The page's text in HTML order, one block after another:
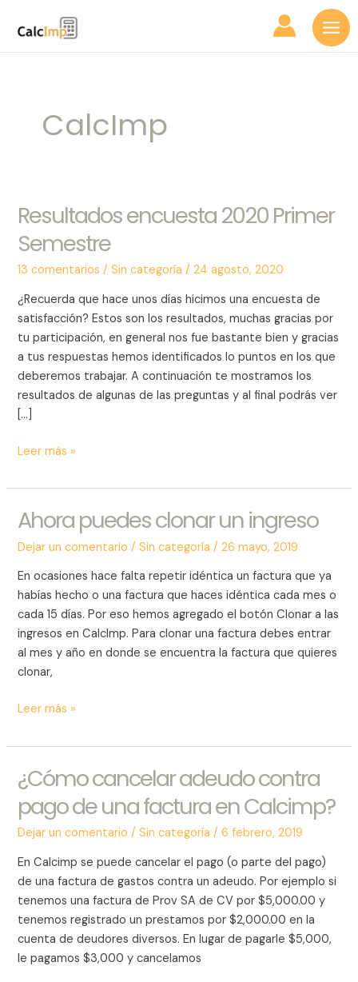
CalcImp
Resultados encuesta 2020 Primer
Semestre
13 comentarios /Sin categoría /24 agosto, 2020
¿Recuerda que hace unos días hicimos una encuesta de
satisfacción? Estos son los resultados, muchas gracias por
tu participación, en general nos fue bastante bien y gracias
a tus respuestas hemos identificados lo puntos en los que
deberemos trabajar. A continuación te mostramos los
resultados de algunas de las preguntas y al final podrás ver
[…]
Resultados
2020
Primer
Leer más »
Ahora puedes clonar un ingreso
Dejar un comentario /Sin categoría /26 mayo, 2019
En ocasiones hace falta repetir idéntica un factura que ya
habías hecho o una factura que haces idéntica cada mes o
cada 15 días. Por eso hemos agregado el botón Clonar a las
ingresos en CalcImp. Para clonar una factura debes entrar
al mes y año en donde se encuentra la factura que quieres
clonar,
Ahora
clonar
un
ingreso
Leer más »
¿Cómo cancelar adeudo contra
pago de una factura en Calcimp?
Dejar un comentario /Sin categoría /6 febrero, 2019
En Calcimp se puede cancelar el pago (o parte del pago)
de una factura de gastos contra un adeudo. Por ejemplo si
tenemos una factura de Prov SA de CV por $5,000.00 y
tenemos registrado un prestamos por $2,000.00 en la
cuenta de deudores diversos. En lugar de pagarle $5,000,
le pagamos $3,000 y cancelamos
¿Cómo
cancelar
adeudo
contra
de
una
factura
en
Calcimp?